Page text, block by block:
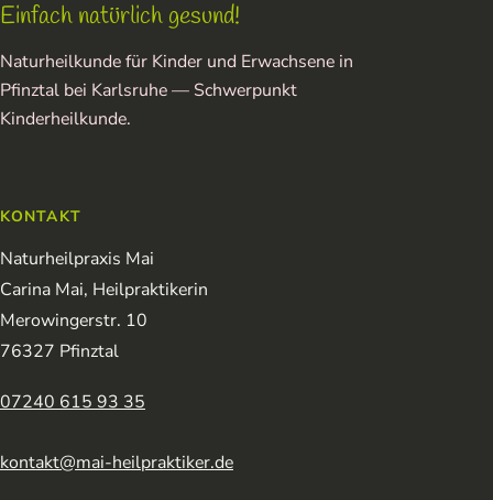
Einfach natürlich gesund!
Naturheilkunde für Kinder und Erwachsene in
Pfinztal bei Karlsruhe — Schwerpunkt
Kinderheilkunde.
KONTAKT
Naturheilpraxis Mai
Carina Mai, Heilpraktikerin
Merowingerstr. 10
76327 Pfinztal
07240 615 93 35
kontakt@mai-heilpraktiker.de